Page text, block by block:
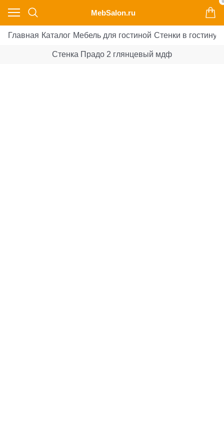
MebSalon.ru
0
Главная Каталог Мебель для гостиной Стенки в гостиную
Стенка Прадо 2 глянцевый мдф